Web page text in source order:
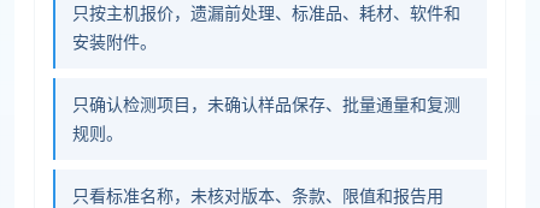
只按主机报价，遗漏前处理、标准品、耗材、软件和
安装附件。
只确认检测项目，未确认样品保存、批量通量和复测
规则。
只看标准名称，未核对版本、条款、限值和报告用